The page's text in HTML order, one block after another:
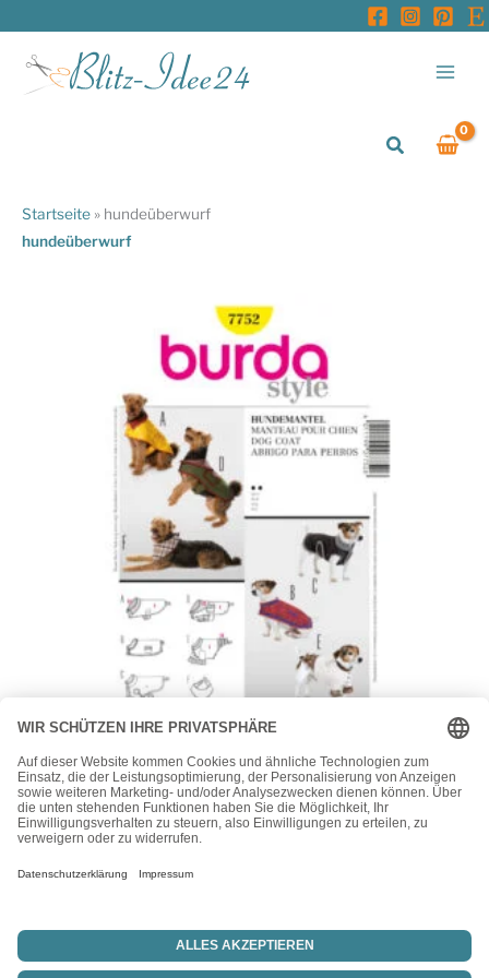
springen
Suchen
Startseite » hundeüberwurf
hundeüberwurf
Burda
Burda Style Schnittmuster – Mantel – Hundemantel –
Hundeumhang – Hundecape – Nr. 7752
16,90€